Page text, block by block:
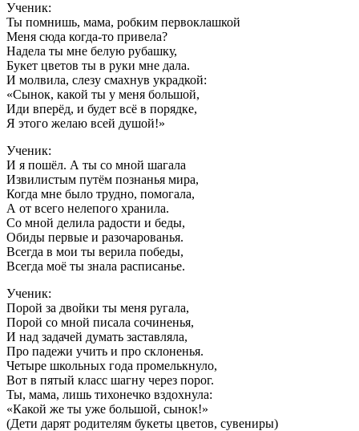
Ученик:
Ты помнишь, мама, робким первоклашкой
Меня сюда когда-то привела?
Надела ты мне белую рубашку,
Букет цветов ты в руки мне дала.
И молвила, слезу смахнув украдкой:
«Сынок, какой ты у меня большой,
Иди вперёд, и будет всё в порядке,
Я этого желаю всей душой!»
Ученик:
И я пошёл. А ты со мной шагала
Извилистым путём познанья мира,
Когда мне было трудно, помогала,
А от всего нелепого хранила.
Со мной делила радости и беды,
Обиды первые и разочарованья.
Всегда в мои ты верила победы,
Всегда моё ты знала расписанье.
Ученик:
Порой за двойки ты меня ругала,
Порой со мной писала сочиненья,
И над задачей думать заставляла,
Про падежи учить и про склоненья.
Четыре школьных года промелькнуло,
Вот в пятый класс шагну через порог.
Ты, мама, лишь тихонечко вздохнула:
«Какой же ты уже большой, сынок!»
(Дети дарят родителям букеты цветов, сувениры)